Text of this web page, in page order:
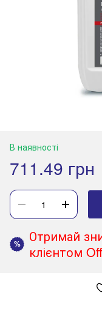
В наявності
711.49 грн
%
Отримай
клієнтом